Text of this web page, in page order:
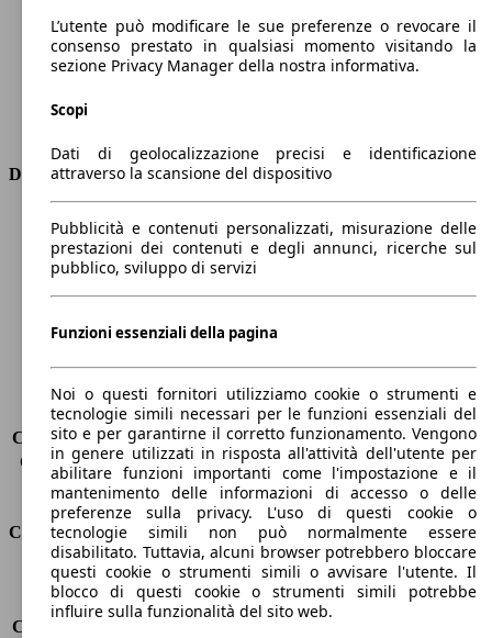
Cilindrata
2497 ccm
Carburante
Benzina
Trasmissione
Dimensioni
Lunghezza
4380 mm
Altezza
1280 mm
Larghezza
1800 mm
Passo
2480 mm
Carico massimo
310 kg
Porte
2
Sedili
2
Carico sul tetto
-
Capacità di traino (senza freni) -
Capacità di traino (con freni)
-
Volume del bagagliaio
150 l
Consumi
Emissioni di CO2*
210 g/km (komb.)
Consumo (urbano)
12.7 l/100km
Consumo (extra-urbano)
L’utente può modificare le sue preferenze o revocare il
consenso prestato in qualsiasi momento visitando la
sezione Privacy Manager della nostra informativa.
Scopi
Dati di geolocalizzazione precisi e identificazione
attraverso la scansione del dispositivo
Pubblicità e contenuti personalizzati, misurazione delle
prestazioni dei contenuti e degli annunci, ricerche sul
pubblico, sviluppo di servizi
Funzioni essenziali della pagina
Noi o questi fornitori utilizziamo cookie o strumenti e
tecnologie simili necessari per le funzioni essenziali del
sito e per garantirne il corretto funzionamento. Vengono
in genere utilizzati in risposta all'attività dell'utente per
abilitare funzioni importanti come l'impostazione e il
mantenimento delle informazioni di accesso o delle
preferenze sulla privacy. L'uso di questi cookie o
tecnologie simili non può normalmente essere
disabilitato. Tuttavia, alcuni browser potrebbero bloccare
questi cookie o strumenti simili o avvisare l'utente. Il
blocco di questi cookie o strumenti simili potrebbe
influire sulla funzionalità del sito web.